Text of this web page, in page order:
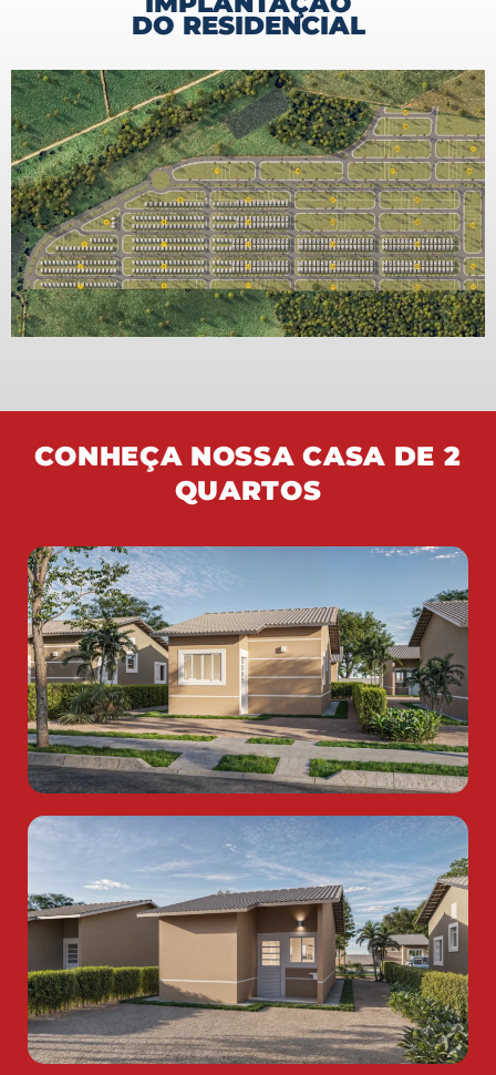
DO RESIDENCIAL
CONHEÇA NOSSA CASA DE 2
QUARTOS